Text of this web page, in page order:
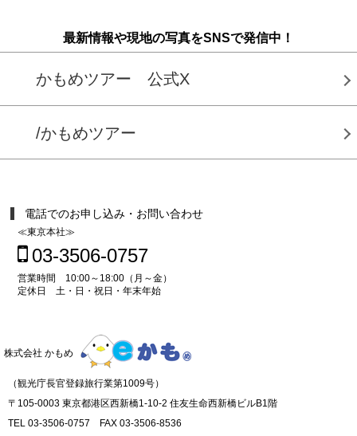
最新情報や現地の写真をSNSで発信中！
かもめツアー 公式X
/かもめツアー
電話でのお申し込み・お問い合わせ
≪東京本社≫
03-3506-0757
営業時間 10:00～18:00（月～金）
定休日 土・日・祝日・年末年始
株式会社 かもめ
（観光庁長官登録旅行業第1009号）
〒105-0003 東京都港区西新橋1-10-2 住友生命西新橋ビルB1階
TEL 03-3506-0757 FAX 03-3506-8536